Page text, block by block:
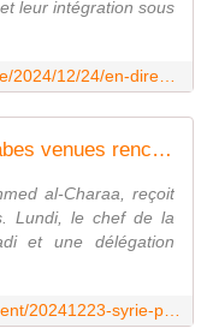
leur intégration sous
Syrie : plusieurs délégations arabes venues rencontrer le nouveau dirigeant à Damas
al-Charaa, reçoit
Lundi, le chef de la
et une délégation